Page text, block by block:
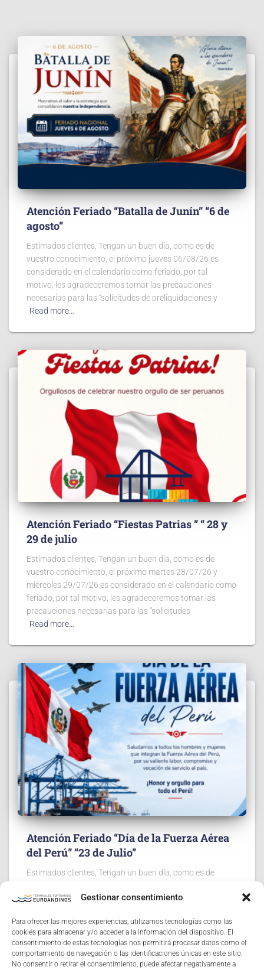
Gestionar consentimiento
Para ofrecer las mejores experiencias, utilizamos tecnologías como las
cookies para almacenar y/o acceder a la información del dispositivo. El
consentimiento de estas tecnologías nos permitirá procesar datos como el
comportamiento de navegación o las identificaciones únicas en este sitio.
No consentir o retirar el consentimiento, puede afectar negativamente a
Atención Feriado “Batalla de Junín” “6 de
agosto”
Estimados clientes, Tengan un buen día, como es de
vuestro conocimiento, el próximo jueves 06/08/26 es
considerado en el calendario como feriado, por tal
motivo, les agradeceremos tomar las precauciones
necesarias para las “solicitudes de preliquidaciones y
Read more…
Atención Feriado “Fiestas Patrias ” “ 28 y
29 de julio
Estimados clientes, Tengan un buen día, como es de
vuestro conocimiento, el próximo martes 28/07/26 y
miércoles 29/07/26 es considerado en el calendario como
feriado, por tal motivo, les agradeceremos tomar las
precauciones necesarias para las “solicitudes
Read more…
Atención Feriado “Día de la Fuerza Aérea
del Perú” “23 de Julio”
Estimados clientes, Tengan un buen día, como es de
considerado en el calendario como feriado, por tal
necesarias para las “solicitudes de preliquidaciones y
aprobaciones Read more…